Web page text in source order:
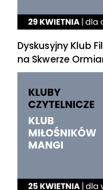
Dyskusyjny Klub
na Skwerze